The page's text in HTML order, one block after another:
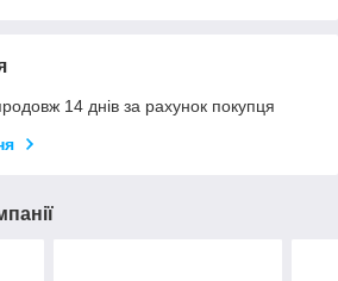
14 днів за рахунок покупця